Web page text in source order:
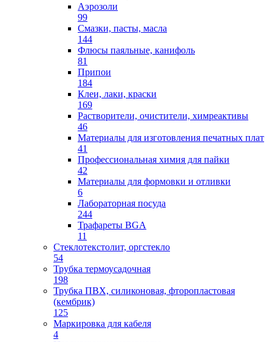
Аэрозоли
99
Смазки, пасты, масла
144
Флюсы паяльные, канифоль
81
Припои
184
Клеи, лаки, краски
169
Растворители, очистители, химреактивы
46
Материалы для изготовления печатных плат
41
Профессиональная химия для пайки
42
Материалы для формовки и отливки
6
Лабораторная посуда
244
Трафареты BGA
11
Стеклотекстолит, оргстекло
54
Трубка термоусадочная
198
Трубка ПВХ, силиконовая, фторопластовая
(кембрик)
125
Маркировка для кабеля
4